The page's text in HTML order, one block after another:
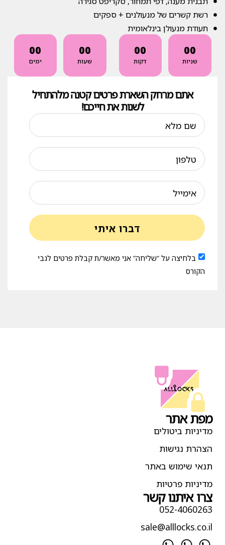
רשת קשרים של מנעולנים + ספקים
תעודת מנעולן בינלאומית
00
ימים
00
שעות
00
דקות
00
שניות
אתם מרחק השארת פרטים קטנה מלהתחיל
לשנות את חייכם!
בלחיצה על “שליחה” אני מאשר/ת קבלת פרטים לגבי
הקורס
דברו איתי
מפת אתר
מדיניות ביטולים
הצהרת נגישות
תנאי שימוש באתר
מדיניות פרטיות
צרו איתנו קשר
052-4060263
sale@alllocks.co.il